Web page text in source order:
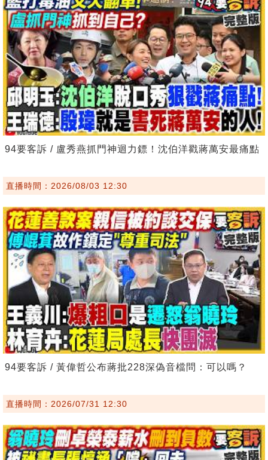
94要客訴 / 盧秀燕抓門神迴力鏢！沈伯洋戳蔣萬安最痛點
直播時間：2026/08/03 12:30
94要客訴 / 黃偉哲公布蔣批228深偽音檔問：可以嗎？
直播時間：2026/07/31 12:30